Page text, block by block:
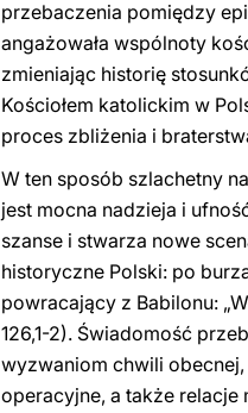
przebaczenia pomiędzy
angażowała wspólnoty
zmieniając historię
Kościołem katolickim w
proces zbliżenia i
W ten sposób szlachetny
jest mocna nadzieja i
szanse i stwarza nowe
historyczne Polski: po
powracający z Babilonu:
126,1-2). Świadomość
wyzwaniom chwili
operacyjne, a także relacje